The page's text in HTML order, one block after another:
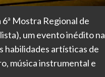
Mostra Regional de
um evento inédito na
habilidades artísticas de
música instrumental e